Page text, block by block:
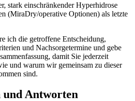
stark einschränkender Hyperhidrose
(MiraDry/operative Optionen) als ⁢letzte
ich die⁣ getroffene Entscheidung,
​und Nachsorgetermine ⁤und gebe
damit Sie jederzeit
und warum wir gemeinsam zu dieser
sind.
⁢und Antworten